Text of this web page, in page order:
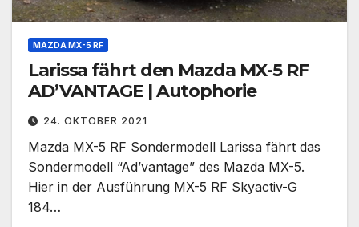
MAZDA MX-5 RF
Larissa fährt den Mazda MX-5 RF
AD’VANTAGE | Autophorie
24. OKTOBER 2021
Mazda MX-5 RF Sondermodell Larissa fährt das
Sondermodell “Ad’vantage” des Mazda MX-5.
Hier in der Ausführung MX-5 RF Skyactiv-G
184…